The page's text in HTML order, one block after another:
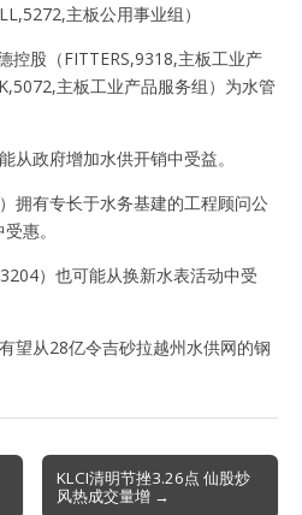
主板公用事业组）
控股（FITTERS,9318,主板工业产
主板工业产品服务组）为水管
从政府增加水供开销中受益。
拥有专长于水务基建的工程顾问公
惠。
）也可能从换新水表活动中受
望从28亿令吉砂拉越州水供网的钢
KLCI清明节挫3.26点 仙股炒
风热成交量增 →